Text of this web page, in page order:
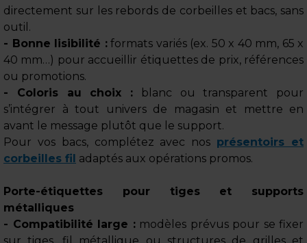
directement sur les rebords de corbeilles et bacs, sans
outil.
- Bonne lisibilité :formats variés (ex. 50 x 40 mm, 65 x
40 mm…) pour accueillir étiquettes de prix, références
ou promotions.
- Coloris au choix : blanc ou transparent pour
s’intégrer à tout univers de magasin et mettre en
avant le message plutôt que le support.
Pour vos bacs, complétez avec nos présentoirs et
corbeilles fil adaptés aux opérations promos.
Porte-étiquettes pour tiges et supports
métalliques
- Compatibilité large :modèles prévus pour se fixer